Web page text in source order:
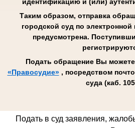
Таким образом, отправка
городской суд по электронной
предусмотрена.
Подать обращение Вы можете
«Правосудие», посредством
суда (каб.
Подать в суд заявления,